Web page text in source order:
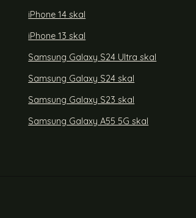
iPhone 14 skal
iPhone 13 skal
Samsung Galaxy S24 Ultra skal
Samsung Galaxy S24 skal
Samsung Galaxy S23 skal
Samsung Galaxy A55 5G skal